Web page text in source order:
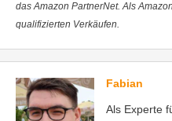
das Amazon PartnerNet. Als
qualifizierten Verkäufen.
Fabian
Als Experte